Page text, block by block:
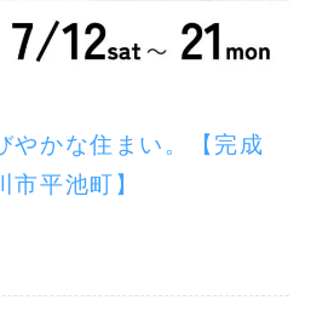
やかな住まい。【完成
市平池町】